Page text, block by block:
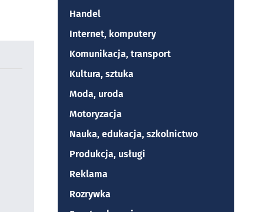
Handel
Internet, komputery
Komunikacja, transport
Kultura, sztuka
Moda, uroda
Motoryzacja
Nauka, edukacja, szkolnictwo
Produkcja, usługi
Reklama
Rozrywka